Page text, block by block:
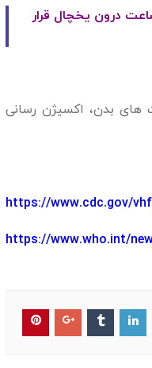
دام را از مراکز معتبر خریداری کرده و قبل از شستن و تکه کردن گوشت آن را به مدت 24 ساعت درون یخچال قرار
های بدن، اکسیژن رسانی
https://www.cdc.gov/
https://www.who.int/